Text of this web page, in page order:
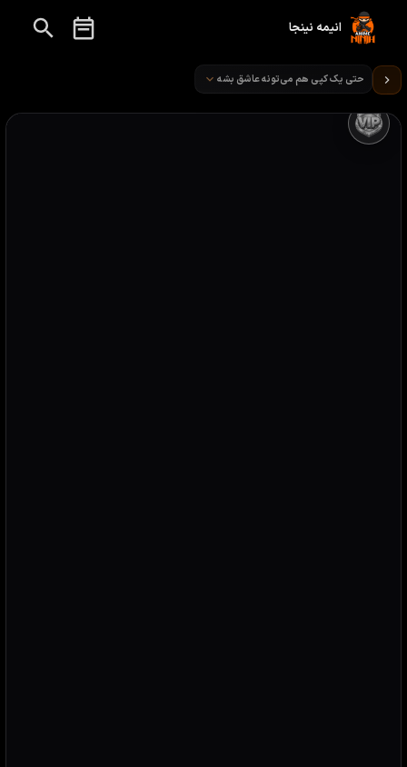
انیمه نینجا
تماشای انیمه حتی یک کپی هم می‌تونه عاشق بشه قسمت 6
حتی یک کپی هم می‌تونه عاشق بشه